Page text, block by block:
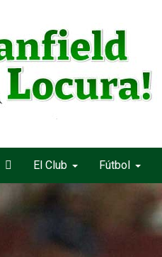
El Club Fútbol